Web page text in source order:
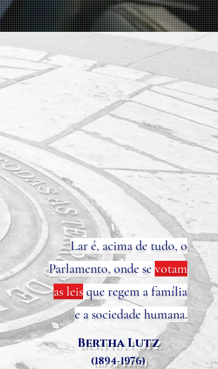
Lar é, acima de tudo, o
Parlamento, onde se votam
as leisque regem a família
e a sociedade humana.
Bertha Lutz
(1894-1976)